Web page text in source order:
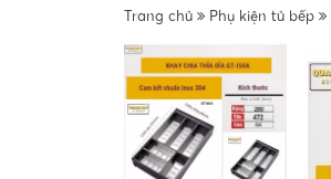
Trang chủ Phụ kiện tủ bếp